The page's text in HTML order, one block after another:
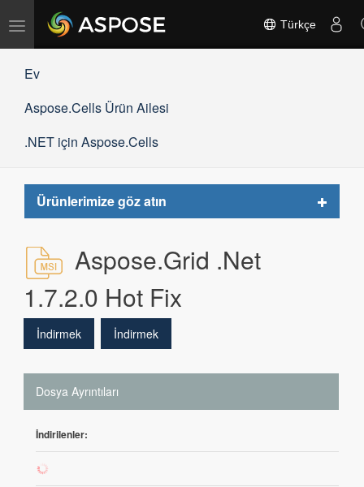
Gezinmeyi
Türkçe
Ev
Aspose.Cells Ürün Ailesi
.NET için Aspose.Cells
Ürünlerimize göz atın
Toggle
Aspose.Grid .Net
1.7.2.0 Hot Fix
İndirmek İndirmek
Dosya Ayrıntıları
İndirilenler:
1